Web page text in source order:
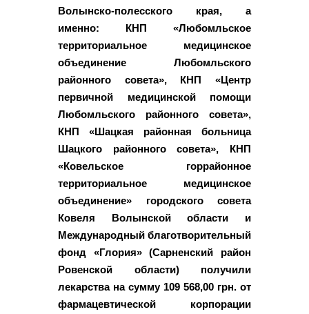
Волынско-полесского края, а
именно: КНП «Любомльское
территориальное медицинское
объединение Любомльского
районного совета», КНП «Центр
первичной медицинской помощи
Любомльского районного совета»,
КНП «Шацкая районная больница
Шацкого районного совета», КНП
«Ковельское горрайонное
территориальное медицинское
объединение» городского совета
Ковеля Волынской области и
Международный благотворительный
фонд «Глория» (Сарненский район
Ровенской области) получили
лекарства на сумму 109 568,00 грн. от
фармацевтической корпорации